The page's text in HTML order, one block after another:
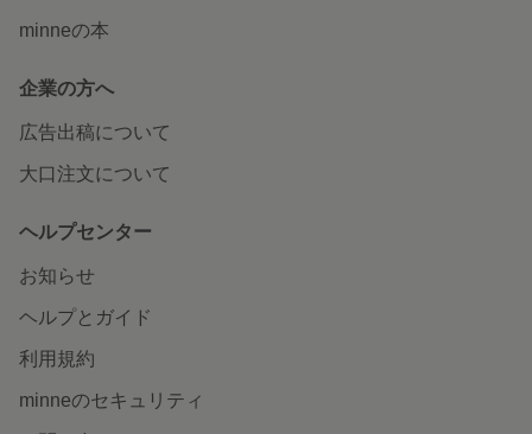
minneの本
企業の方へ
広告出稿について
大口注文について
ヘルプセンター
お知らせ
ヘルプとガイド
利用規約
minneのセキュリティ